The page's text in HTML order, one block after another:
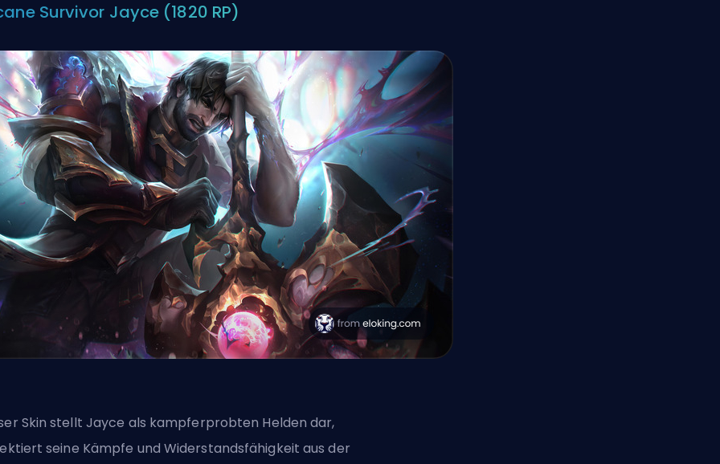
Survivor Jayce (1820 RP)
Skin stellt Jayce als kampferprobten Helden dar,
seine Kämpfe und Widerstandsfähigkeit aus der